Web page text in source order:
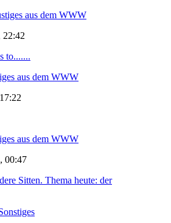
aus dem WWW
22:42
to.......
aus dem WWW
aus dem WWW
00:47
Sitten. Thema heute: der